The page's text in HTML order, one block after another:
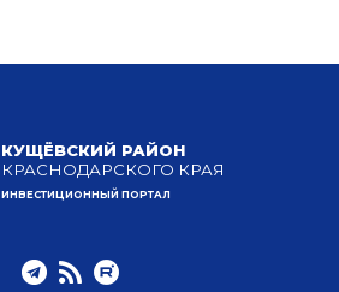
КУЩЁВСКИЙ РАЙОН
КРАСНОДАРСКОГО КРАЯ
ИНВЕСТИЦИОННЫЙ ПОРТАЛ